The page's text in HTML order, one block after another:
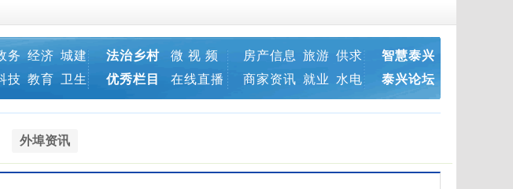
务 经济 城建
技 教育 卫生
法治乡村
微 视 频
优秀栏目
在线直播
房产信息 旅游 供求
商家资讯 就业 水电
智慧泰兴
泰兴论坛
外埠资讯